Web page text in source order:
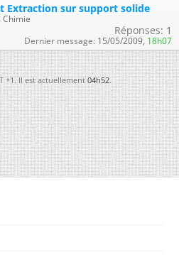
Extraction sur support solide
Chimie
Réponses: 1
Dernier message: 15/05/2009, 18h07
+1. Il est actuellement04h52.